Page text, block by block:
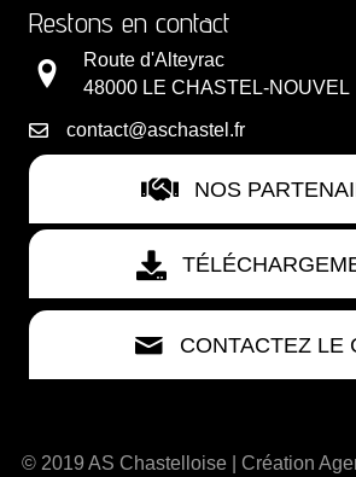
Restons en contact
Route d'Alteyrac
48000 LE CHASTEL-NOUVEL
contact@aschastel.fr
NOS
CONTACTEZ LE
© 2019 AS Chastelloise | Création